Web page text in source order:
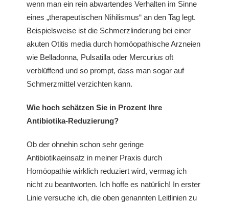
wenn man ein rein abwartendes Verhalten im Sinne
eines „therapeutischen Nihilismus“ an den Tag legt.
Beispielsweise ist die Schmerzlinderung bei einer
akuten Otitis media durch homöopathische Arzneien
wie Belladonna, Pulsatilla oder Mercurius oft
verblüffend und so prompt, dass man sogar auf
Schmerzmittel verzichten kann.
Wie hoch schätzen Sie in Prozent Ihre
Antibiotika-Reduzierung?
Ob der ohnehin schon sehr geringe
Antibiotikaeinsatz in meiner Praxis durch
Homöopathie wirklich reduziert wird, vermag ich
nicht zu beantworten. Ich hoffe es natürlich! In erster
Linie versuche ich, die oben genannten Leitlinien zu